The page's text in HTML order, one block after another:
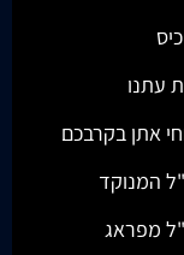
עתנו
אתן בקרבכם
המנוקד
מפראג